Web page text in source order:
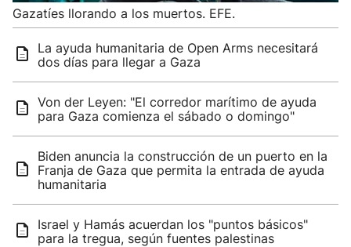
Gazatíes llorando a los muertos. EFE.
La ayuda humanitaria de Open Arms necesitará
dos días para llegar a Gaza
Von der Leyen: "El corredor marítimo de ayuda
para Gaza comienza el sábado o domingo"
Biden anuncia la construcción de un puerto en la
Franja de Gaza que permita la entrada de ayuda
humanitaria
Israel y Hamás acuerdan los "puntos básicos"
para la tregua, según fuentes palestinas